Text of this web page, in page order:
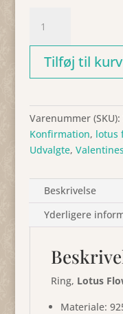
Lotus
Flower
antalTilføj til kurv
Varenummer (SKU):
Konfirmation, lotus
Udvalgte, Valentines
Beskrivelse
Yderligere
Ring, Lotus
Materiale: